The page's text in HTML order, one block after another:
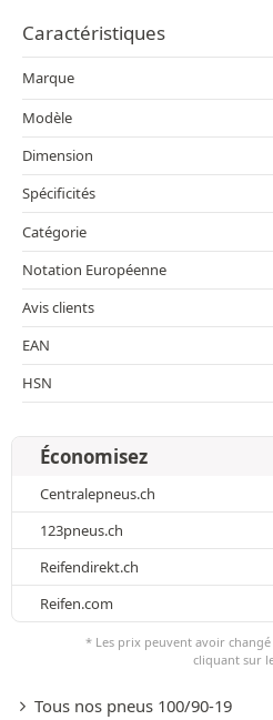
Caractéristiques
Marque
Modèle
Dimension
Spécificités
Catégorie
Notation Européenne
Avis clients
EAN
HSN
Économisez
Centralepneus.ch
123pneus.ch
Reifendirekt.ch
Reifen.com
* Les prix peuvent avoir
cliquant sur
Tous nos pneus 100/90-19